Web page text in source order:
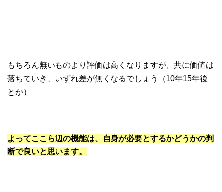
もちろん無いものより評価は高くなりますが、共に価値は
落ちていき、いずれ差が無くなるでしょう（10年15年後
とか）
よってここら辺の機能は、自身が必要とするかどうかの判
断で良いと思います。